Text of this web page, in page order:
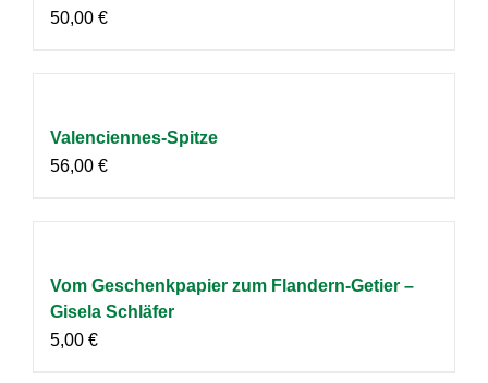
50,00 €
Valenciennes-Spitze
56,00 €
Vom Geschenkpapier zum Flandern-Getier –
Gisela Schläfer
5,00 €